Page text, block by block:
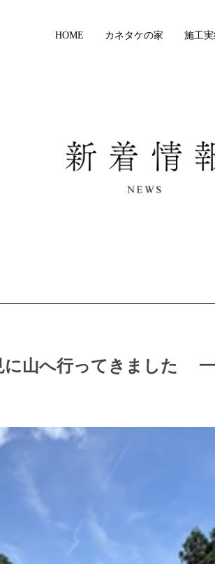
HOME カネタケの家 施工
に山へ行ってきました